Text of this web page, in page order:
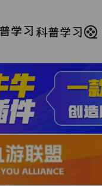
科普学习